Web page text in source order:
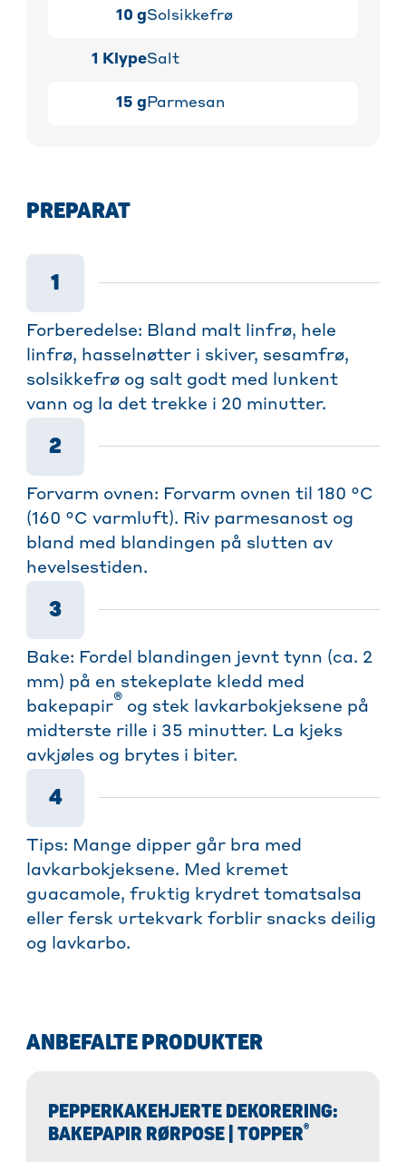
10 gSolsikkefrø
1 KlypeSalt
15 g Parmesan
PREPARAT
1
Forberedelse: Bland malt linfrø, hele
linfrø, hasselnøtter i skiver, sesamfrø,
solsikkefrø og salt godt med lunkent
vann og la det trekke i 20 minutter.
2
Forvarm ovnen: Forvarm ovnen til 180 °C
(160 °C varmluft). Riv parmesanost og
bland med blandingen på slutten av
hevelsestiden.
3
Bake: Fordel blandingen jevnt tynn (ca. 2
mm) på en stekeplate kledd med
bakepapir® og stek lavkarbokjeksene på
midterste rille i 35 minutter. La kjeks
avkjøles og brytes i biter.
4
Tips: Mange dipper går bra med
lavkarbokjeksene. Med kremet
guacamole, fruktig krydret tomatsalsa
eller fersk urtekvark forblir snacks deilig
og lavkarbo.
ANBEFALTE PRODUKTER
PEPPERKAKEHJERTE DEKORERING:
BAKEPAPIR RØRPOSE | TOPPER®